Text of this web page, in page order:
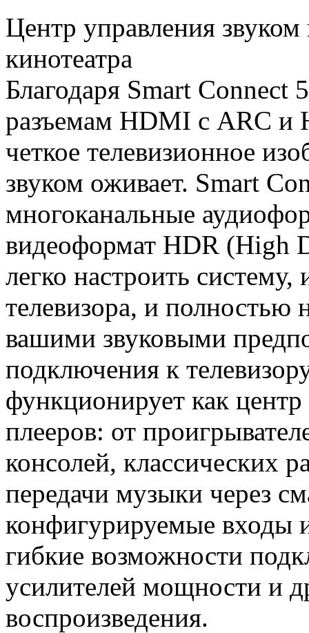
Центр управления
кинотеатра
Благодаря Smart Connect
разъемам HDMI с ARC и
четкое телевизионное
звуком оживает. Smart
многоканальные
видеоформат HDR (High
легко настроить
телевизора, и полностью
вашими звуковыми
подключения к
функционирует как
плееров: от
консолей, классических
передачи музыки через
конфигурируемые входы
гибкие возможности
усилителей мощности и
воспроизведения.